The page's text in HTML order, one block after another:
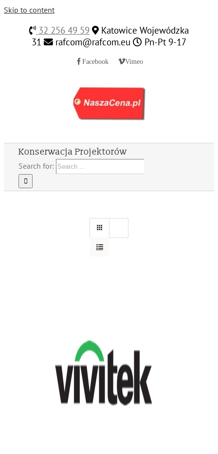
Skip to content
32 256 49 59
Katowice Wojewódzka
31
rafcom@rafcom.eu Pn-Pt 9-17
Facebook Vimeo
Konserwacja Projektorów
Search for: